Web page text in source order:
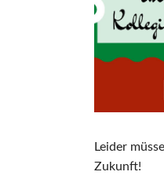
Leider
Zukunft!